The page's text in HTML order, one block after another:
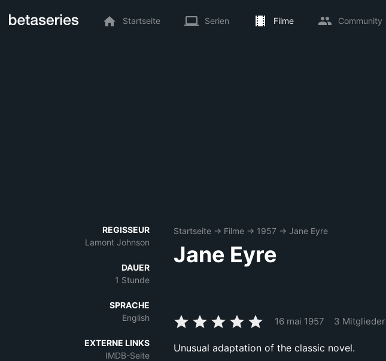
Startseite Serien Filme Community
REGISSEUR
Lamont Johnson
DAUER
1 Stunde
SPRACHE
English
EXTERNE LINKS
IMDB-Seite
Startseite → Filme → 1957 → Jane Eyre
Jane Eyre
16 mai 1957 3 Mitglieder
Unusual adaptation of the classic novel.